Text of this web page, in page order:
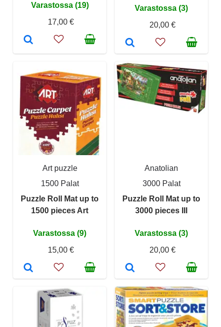
Varastossa (19)
17,00 €
Varastossa (3)
20,00 €
Art puzzle
1500 Palat
Puzzle Roll Mat up to
1500 pieces Art
Varastossa (9)
15,00 €
Anatolian
3000 Palat
Puzzle Roll Mat up to
3000 pieces III
Varastossa (3)
20,00 €